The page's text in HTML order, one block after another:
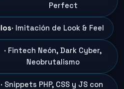
Perfect
· Imitación de Look & Feel
· Fintech Neón, Dark Cyber,
Neobrutalismo
· Snippets PHP, CSS y JS con